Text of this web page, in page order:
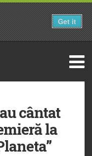
cântat
la
Get it